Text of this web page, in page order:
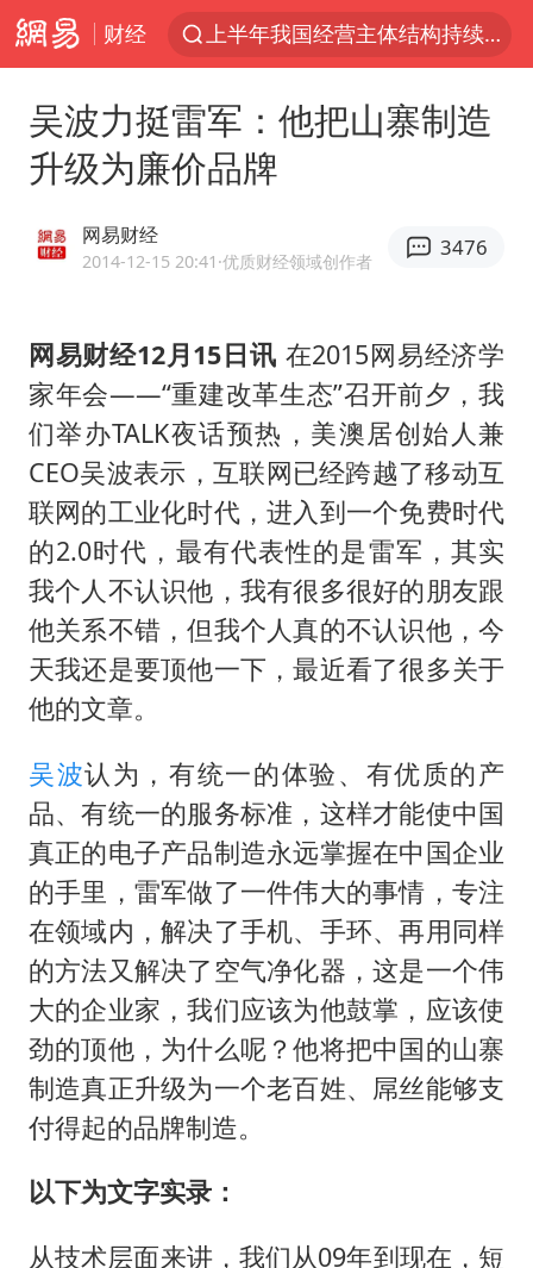
财经
上半年我国经营主体结构持续优化
杭州机场已取消航班388架次
中国籍豪华游艇富商之子在泰国被杀
美将每月供乌爱国者拦截导弹
国足U17与阿森纳决赛取消 并列冠军
10余省份将出现强风雨 局地特大暴雨
世界第1特鲁姆普斯诺克中国赛一轮游
新疆一婚礼线上邀请引热议
《龙餐馆》 冲奖
上门女婿出轨女邻居多年被判重婚罪
构建更高水平的全民健身公共服务体系
云南一男子胃中取出180颗铁钉
奋力开创中国式现代化建设新局面
吴波力挺雷军：他把山寨制造
升级为廉价品牌
网易财经
2014-12-15 20:41 ·优质财经领域创作者
3476
网易财经12月15日讯 在2015网易经济学
家年会——“重建改革生态”召开前夕，我
们举办TALK夜话预热，美澳居创始人兼
CEO吴波表示，互联网已经跨越了移动互
联网的工业化时代，进入到一个免费时代
的2.0时代，最有代表性的是雷军，其实
我个人不认识他，我有很多很好的朋友跟
他关系不错，但我个人真的不认识他，今
天我还是要顶他一下，最近看了很多关于
他的文章。
吴波认为，有统一的体验、有优质的产
品、有统一的服务标准，这样才能使中国
真正的电子产品制造永远掌握在中国企业
的手里，雷军做了一件伟大的事情，专注
在领域内，解决了手机、手环、再用同样
的方法又解决了空气净化器，这是一个伟
大的企业家，我们应该为他鼓掌，应该使
劲的顶他，为什么呢？他将把中国的山寨
制造真正升级为一个老百姓、屌丝能够支
付得起的品牌制造。
以下为文字实录：
从技术层面来讲，我们从09年到现在，短